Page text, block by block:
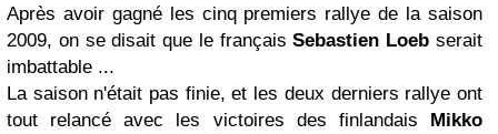
Après avoir gagné les cinq premiers rallye de la saison
2009, on se disait que le françaisSebastien Loeb serait
imbattable ...
La saison n'était pas finie, et les deux derniers rallye ont
tout relancé avec les victoires des finlandais Mikko